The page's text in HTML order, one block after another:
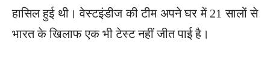
हासिल हुई थी। वेस्टइंडीज की टीम अपने घर में 21 सालों से
भारत के खिलाफ एक भी टेस्ट नहीं जीत पाई है।